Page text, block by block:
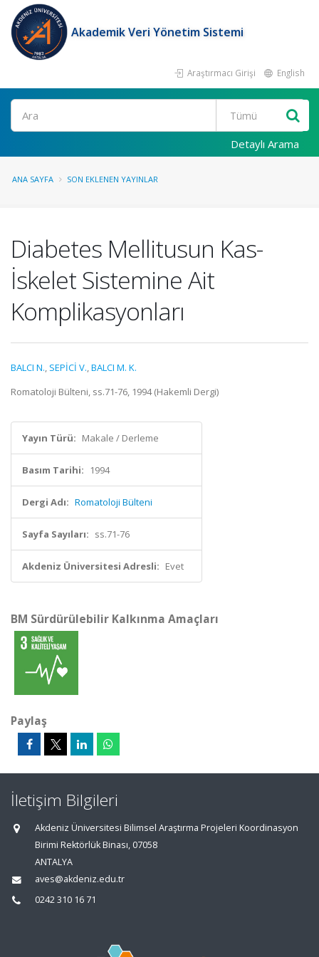
Akademik Veri Yönetim Sistemi
Araştırmacı Girişi English
Ara
Detaylı Arama
ANA SAYFA SON EKLENEN YAYINLAR
Diabetes Mellitusun Kas-
İskelet Sistemine Ait
Komplikasyonları
BALCI N., SEPİCİ V.,BALCI M. K.
Romatoloji Bülteni, ss.71-76, 1994 (Hakemli Dergi)
Yayın Türü: Makale / Derleme
Basım Tarihi: 1994
Dergi Adı: Romatoloji Bülteni
Sayfa Sayıları: ss.71-76
Akdeniz Üniversitesi Adresli: Evet
BM Sürdürülebilir Kalkınma Amaçları
Paylaş
İletişim Bilgileri
Akdeniz Üniversitesi Bilimsel Araştırma Projeleri Koordinasyon
Birimi Rektörlük Binası, 07058
ANTALYA
aves@akdeniz.edu.tr
0242 310 16 71